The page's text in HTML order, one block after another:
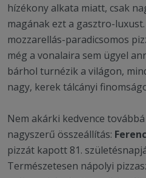
hízékony alkata miatt, csak
magának ezt a gasztro-luxust.
mozzarellás-paradicsomos
még a vonalaira sem ügyel
bárhol turnézik a világon,
nagy, kerek tálcányi
Nem akárki kedvence
nagyszerű összeállítás:
pizzát kapott 81.
Természetesen nápolyi